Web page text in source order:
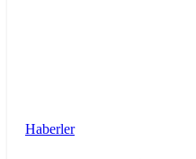
Haberler